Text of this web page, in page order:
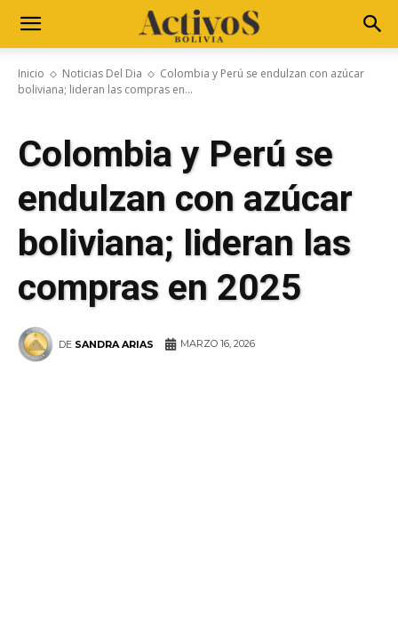
Inicio Noticias Del Dia
Colombia y Perú se endulzan con azúcar
boliviana; lideran las compras en...
Colombia y Perú se
endulzan con azúcar
boliviana; lideran las
compras en 2025
DE SANDRA ARIAS MARZO 16, 2026